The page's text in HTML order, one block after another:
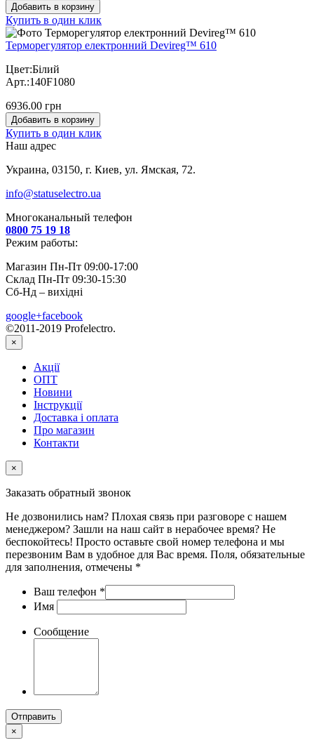
Добавить в корзину
Купить в один клик
Терморегулятор електронний Devireg™ 610
Цвет:Білий
Арт.:140F1080
6936.00 грн
Добавить в корзину
Купить в один клик
Наш адрес
Украина, 03150, г. Киев, ул. Ямская, 72.
info@statuselectro.ua
Многоканальный телефон
0800 75 19 18
Режим работы:
Магазин Пн-Пт 09:00-17:00
Склад Пн-Пт 09:30-15:30
Сб-Нд – вихідні
google+facebook
©2011-2019 Profelectro.
×
Акції
ОПТ
Новини
Інструкції
Доставка і оплата
Про магазин
Контакти
×
Заказать обратный звонок
Не дозвонились нам? Плохая связь при разговоре с нашем
менеджером? Зашли на наш сайт в нерабочее время? Не
беспокойтесь! Просто оставьте свой номер телефона и мы
перезвоним Вам в удобное для Вас время. Поля, обязательные
для заполнения, отмечены *
Ваш телефон *
Имя
Сообщение
Отправить
×